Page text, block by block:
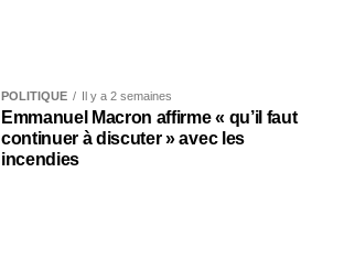
POLITIQUE Il y a 2 semaines
Emmanuel Macron affirme « qu’il faut
continuer à discuter » avec les
incendies